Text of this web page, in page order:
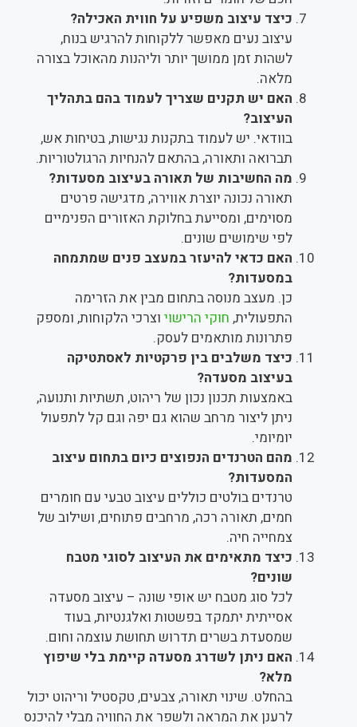
כיצד עיצוב משפיע על חווית האכילה?
עיצוב נעים מאפשר ללקוחות להרגיש בנוח,
לשהות זמן ממושך יותר וליהנות מהאוכל בצורה
מלאה.
האם יש תקנים שצריך לעמוד בהם בתהליך
העיצוב?
בוודאי. יש לעמוד בתקנות נגישות, בטיחות אש,
תברואה ותאורה, בהתאם להנחיות הרגולטוריות.
מה החשיבות של תאורה בעיצוב מסעדות?
תאורה נכונה יוצרת אווירה, מדגישה פרטים
מסוימים, ומסייעת בחלוקת האזורים הפנימיים
לפי שימושים שונים.
האם כדאי להיעזר במעצב פנים שמתמחה
במסעדות?
כן. מעצב מנוסה בתחום מבין את הזרימה
התפעולית, חוקי הרישוי וצרכי הלקוחות, ומספק
פתרונות מותאמים לעסק.
כיצד משלבים בין פרקטיות לאסתטיקה
בעיצוב מסעדה?
באמצעות תכנון נכון של ריהוט, תשתיות ותנועה,
ניתן ליצור מרחב שהוא גם יפה וגם קל לתפעול
יומיומי.
מהם הטרנדים הנפוצים כיום בתחום עיצוב
המסעדות?
טרנדים בולטים כוללים עיצוב טבעי עם חומרים
חמים, תאורה רכה, מרחבים פתוחים, ושילוב של
צמחייה חיה.
כיצד מתאימים את העיצוב לסוגי מטבח
שונים?
לכל סוג מטבח יש אופי שונה – עיצוב מסעדה
אסייתית יתמקד בפשטות ואלגנטיות, בעוד
שמסעדת בשרים תדרוש תחושת עוצמה וחום.
האם ניתן לשדרג מסעדה קיימת בלי שיפוץ
מלא?
בהחלט. שינוי תאורה, צבעים, טקסטיל וריהוט יכול
לרענן את המראה ולשפר את החוויה מבלי להיכנס